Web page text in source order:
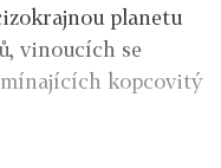
planetu
vinoucích se
kopcovitý